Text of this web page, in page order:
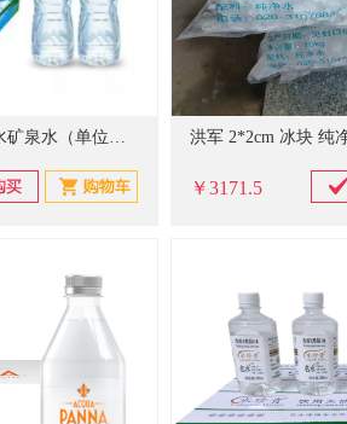
云南山泉 1500ML饮用水矿泉水（单位：箱）
￥3171.5